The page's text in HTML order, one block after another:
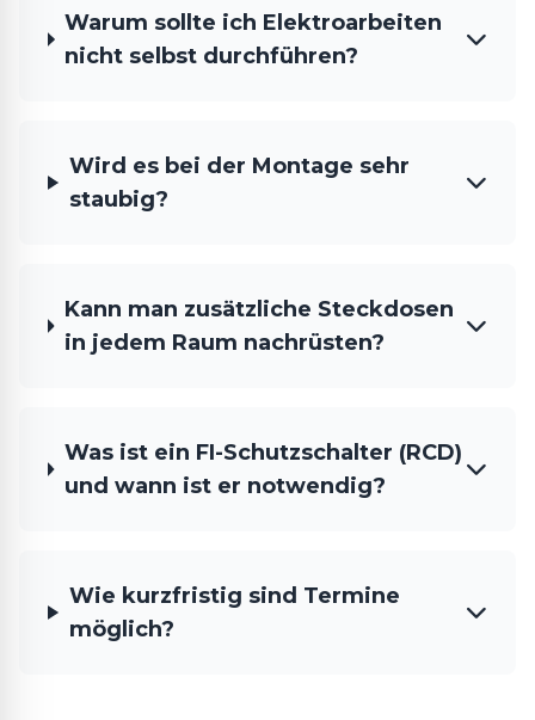
Warum sollte ich Elektroarbeiten
nicht selbst durchführen?
Wird es bei der Montage sehr
staubig?
Kann man zusätzliche Steckdosen
in jedem Raum nachrüsten?
Was ist ein FI-Schutzschalter (RCD)
und wann ist er notwendig?
Wie kurzfristig sind Termine
möglich?